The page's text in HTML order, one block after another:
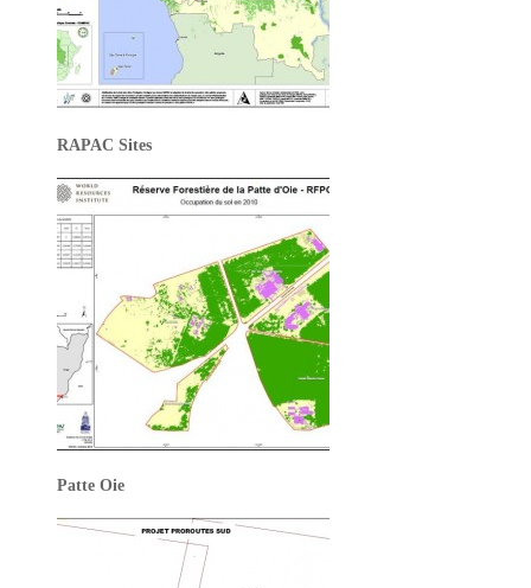
RAPAC Sites
Patte Oie